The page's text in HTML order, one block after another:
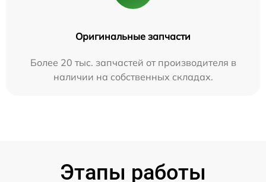
Оригинальные запчасти
Более 20 тыс. запчастей от производителя в
наличии на собственных складах.
Этапы работы